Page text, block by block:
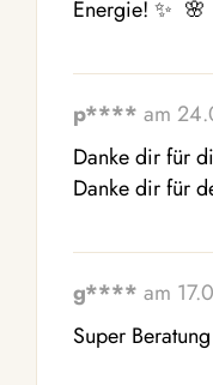
Energie! ✨
p**** am
Danke dir für
Danke dir für
g**** am
Super